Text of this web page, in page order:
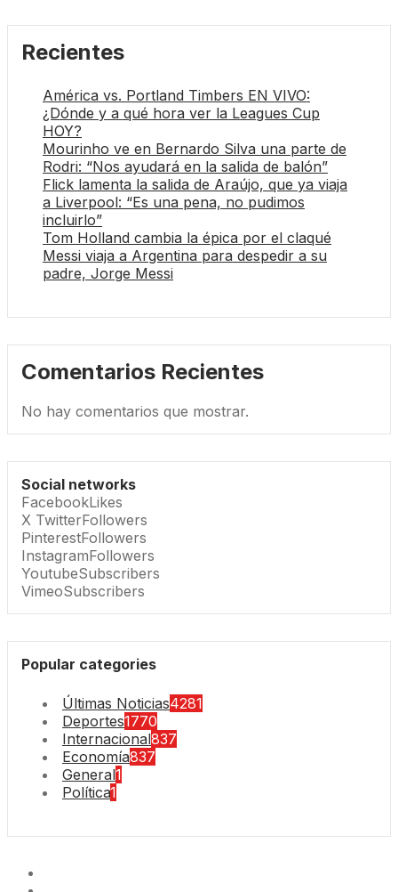
Recientes
América vs. Portland Timbers EN VIVO:
¿Dónde y a qué hora ver la Leagues Cup
HOY?
Mourinho ve en Bernardo Silva una parte de
Rodri: “Nos ayudará en la salida de balón”
Flick lamenta la salida de Araújo, que ya viaja
a Liverpool: “Es una pena, no pudimos
incluirlo”
Tom Holland cambia la épica por el claqué
Messi viaja a Argentina para despedir a su
padre, Jorge Messi
Comentarios Recientes
No hay comentarios que mostrar.
Social networks
FacebookLikes
X TwitterFollowers
PinterestFollowers
InstagramFollowers
YoutubeSubscribers
VimeoSubscribers
Popular categories
Últimas Noticias4281
Deportes1770
Internacional837
Economía837
General1
Política1